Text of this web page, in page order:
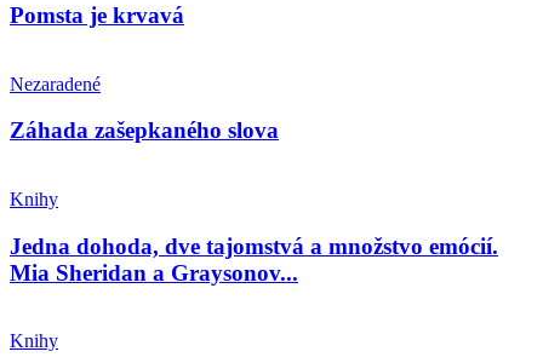
Pomsta je krvavá
Nezaradené
Záhada zašepkaného slova
Knihy
Jedna dohoda, dve tajomstvá a množstvo emócií.
Mia Sheridan a Graysonov...
Knihy